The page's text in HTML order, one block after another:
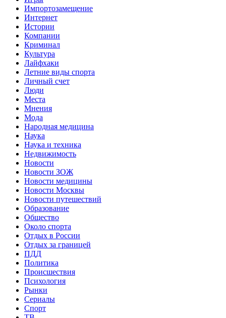
Импортозамещение
Интернет
Истории
Компании
Криминал
Культура
Лайфхаки
Летние виды спорта
Личный счет
Люди
Места
Мнения
Мода
Народная медицина
Наука
Наука и техника
Недвижимость
Новости
Новости ЗОЖ
Новости медицины
Новости Москвы
Новости путешествий
Образование
Общество
Около спорта
Отдых в России
Отдых за границей
ПДД
Политика
Происшествия
Психология
Рынки
Сериалы
Спорт